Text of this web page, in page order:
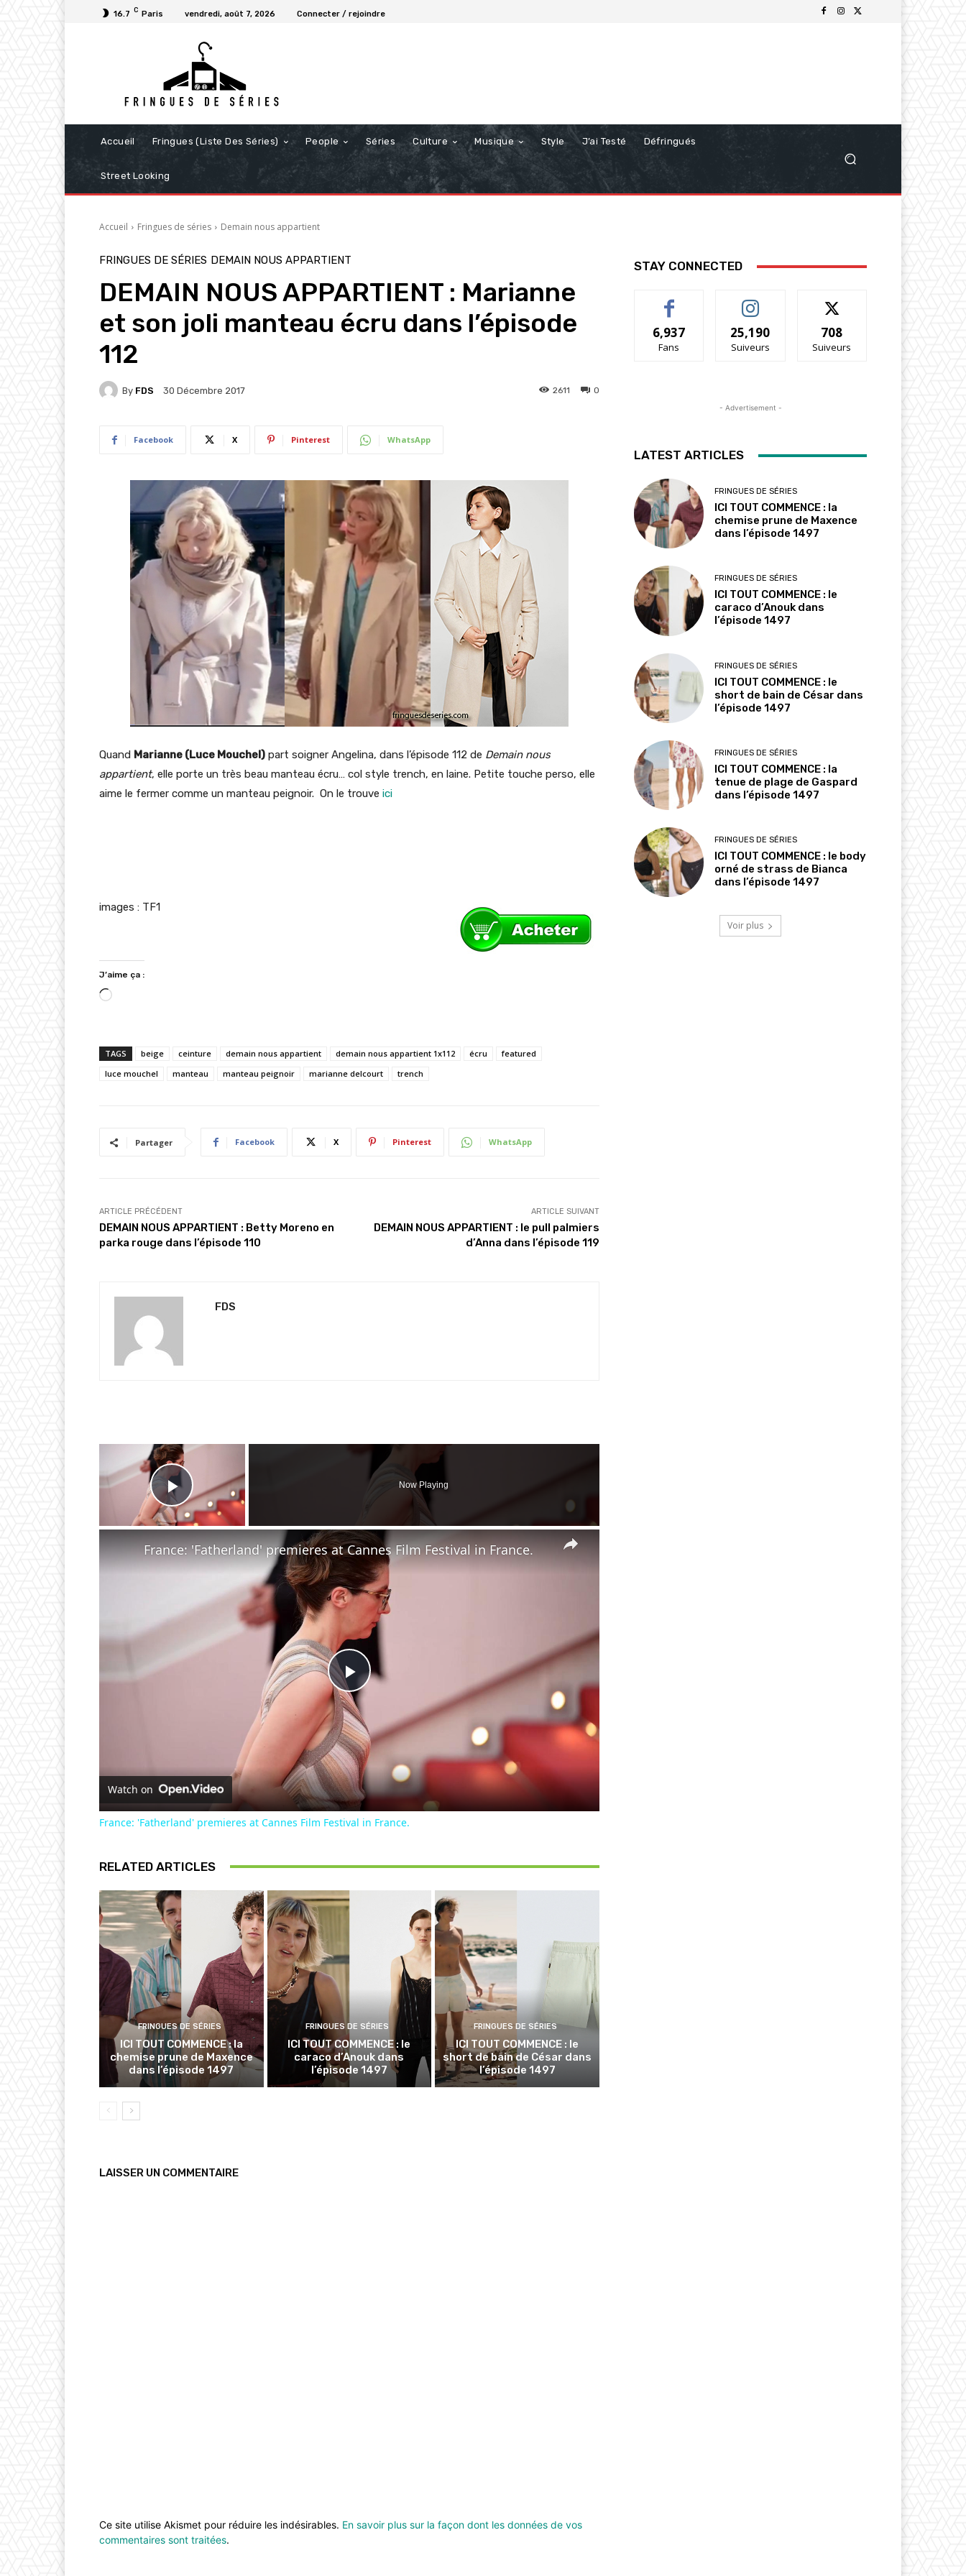
16.7 C Paris vendredi, août 7, 2026 Connecter / rejoindre
Accueil Fringues (Liste Des Séries) People Séries Culture Musique Style J’ai Testé Défringués
Street Looking
Accueil Fringues de séries Demain nous appartient
FRINGUES DE SÉRIES DEMAIN NOUS APPARTIENT
DEMAIN NOUS APPARTIENT : Marianne
et son joli manteau écru dans l’épisode
112
By FDS 30 Décembre 2017 0
2611
Facebook X Pinterest WhatsApp
Quand Marianne (Luce Mouchel) part soigner Angelina, dans l’épisode 112 de Demain nous
appartient, elle porte un très beau manteau écru… col style trench, en laine. Petite touche perso, elle
aime le fermer comme un manteau peignoir. On le trouve ici
images : TF1
J’aime ça :
C
r
g
TAGS beige ceinture demain nous appartient demain nous appartient 1x112 écru
featured
luce mouchel
manteau manteau peignoir marianne delcourt trench
Partager Facebook X Pinterest WhatsApp
ARTICLE PRÉCÉDENT
DEMAIN NOUS APPARTIENT : Betty Moreno en
parka rouge dans l’épisode 110
ARTICLE SUIVANT
DEMAIN NOUS APPARTIENT : le pull palmiers
d’Anna dans l’épisode 119
FDS
Play Video
Now Playing
Play
Video
France: 'Fatherland' premieres at Cannes Film Festival in France.
Watch on
France: 'Fatherland' premieres at Cannes Film Festival in France.
RELATED ARTICLES
FRINGUES DE SÉRIES
ICI TOUT COMMENCE : la
chemise prune de Maxence
dans l’épisode 1497
FRINGUES DE SÉRIES
ICI TOUT COMMENCE : le
caraco d’Anouk dans
l’épisode 1497
FRINGUES DE SÉRIES
ICI TOUT COMMENCE : le
short de bain de César dans
l’épisode 1497
LAISSER UN COMMENTAIRE
Ce site utilise Akismet pour réduire les indésirables. En savoir plus sur la façon dont les données de vos
commentaires sont traitées.
STAY CONNECTED
6,937
Fans
25,190
Suiveurs
708
Suiveurs
- Advertisement -
LATEST ARTICLES
FRINGUES DE SÉRIES
ICI TOUT COMMENCE : la
chemise prune de Maxence
dans l’épisode 1497
FRINGUES DE SÉRIES
ICI TOUT COMMENCE : le
caraco d’Anouk dans
l’épisode 1497
FRINGUES DE SÉRIES
ICI TOUT COMMENCE : le
short de bain de César dans
l’épisode 1497
FRINGUES DE SÉRIES
ICI TOUT COMMENCE : la
tenue de plage de Gaspard
dans l’épisode 1497
FRINGUES DE SÉRIES
ICI TOUT COMMENCE : le body
orné de strass de Bianca
dans l’épisode 1497
Voir plus